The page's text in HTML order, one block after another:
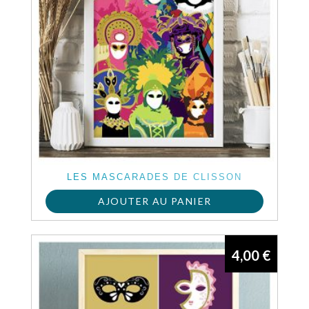
LES MASCARADES DE CLISSON
AJOUTER AU PANIER
4,00 €